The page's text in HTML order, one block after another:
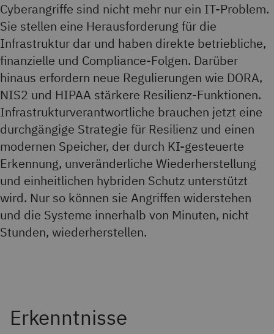
Cyberangriffe sind nicht mehr nur ein IT-Problem.
Sie stellen eine Herausforderung für die
Infrastruktur dar und haben direkte betriebliche,
finanzielle und Compliance-Folgen. Darüber
hinaus erfordern neue Regulierungen wie DORA,
NIS2 und HIPAA stärkere Resilienz-Funktionen.
Infrastrukturverantwortliche brauchen jetzt eine
durchgängige Strategie für Resilienz und einen
modernen Speicher, der durch KI-gesteuerte
Erkennung, unveränderliche Wiederherstellung
und einheitlichen hybriden Schutz unterstützt
wird. Nur so können sie Angriffen widerstehen
und die Systeme innerhalb von Minuten, nicht
Stunden, wiederherstellen.